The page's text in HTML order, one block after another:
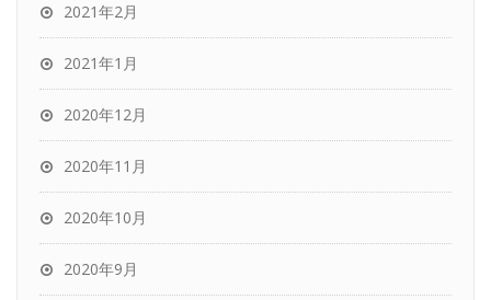
2021年2月
2021年1月
2020年12月
2020年11月
2020年10月
2020年9月